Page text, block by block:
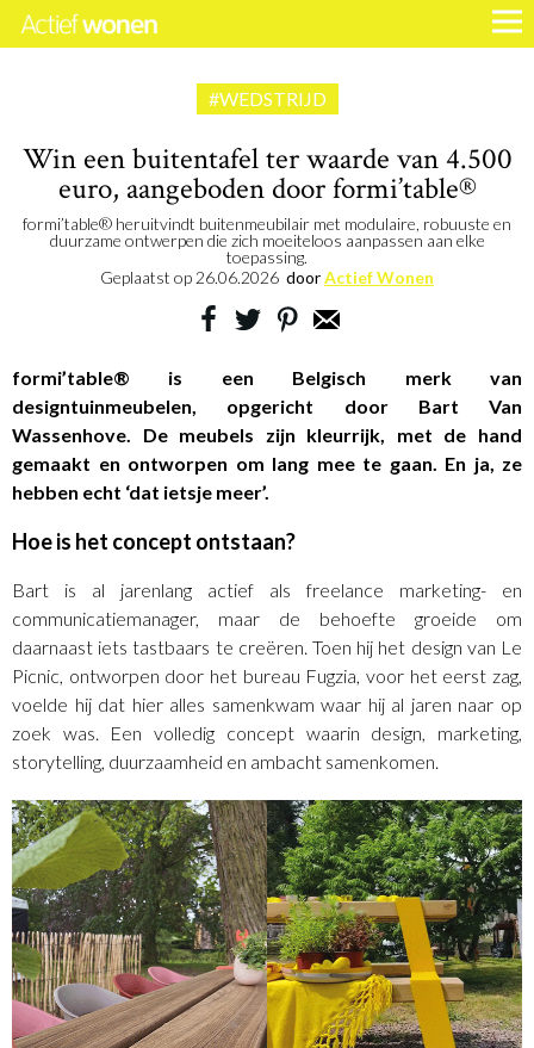
#WEDSTRIJD
Win een buitentafel ter waarde van 4.500
euro, aangeboden door formi’table®
formi’table® heruitvindt buitenmeubilair met modulaire, robuuste en
duurzame ontwerpen die zich moeiteloos aanpassen aan elke
toepassing.
Geplaatst op 26.06.2026 doorActief Wonen
formi’table® is een Belgisch merk van
designtuinmeubelen, opgericht door Bart Van
Wassenhove. De meubels zijn kleurrijk, met de hand
gemaakt en ontworpen om lang mee te gaan. En ja, ze
hebben echt ‘dat ietsje meer’.
Hoe is het concept ontstaan?
Bart is al jarenlang actief als freelance marketing- en
communicatiemanager, maar de behoefte groeide om
daarnaast iets tastbaars te creëren. Toen hij het design van Le
Picnic, ontworpen door het bureau Fugzia, voor het eerst zag,
voelde hij dat hier alles samenkwam waar hij al jaren naar op
zoek was. Een volledig concept waarin design, marketing,
storytelling, duurzaamheid en ambacht samenkomen.